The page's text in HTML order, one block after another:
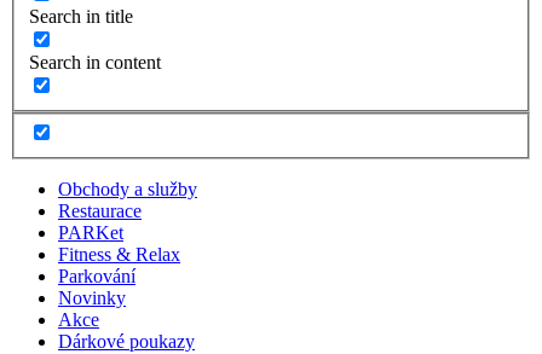
Search in title
Search in content
Obchody a služby
Restaurace
PARKet
Fitness & Relax
Parkování
Novinky
Akce
Dárkové poukazy